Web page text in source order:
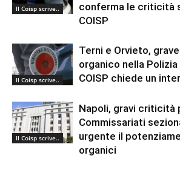
Il Coisp scrive..
conferma le criticità
COISP
Il Coisp scrive..
Terni e Orvieto,
organico nella
COISP chiede un
Il Coisp scrive..
Napoli, gravi criticità
Commissariati
urgente il
organici